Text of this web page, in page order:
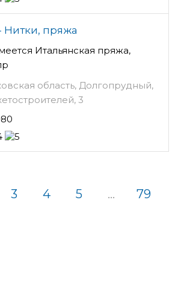
Нитки, пряжа
Итальянская пряжа,
область, Долгопрудный,
3
3 4 5 ... 79